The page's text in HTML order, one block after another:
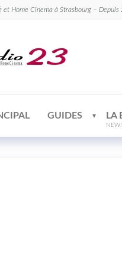
et Home Cinema à Strasbourg – Depuis
GUIDES LA
NEW!